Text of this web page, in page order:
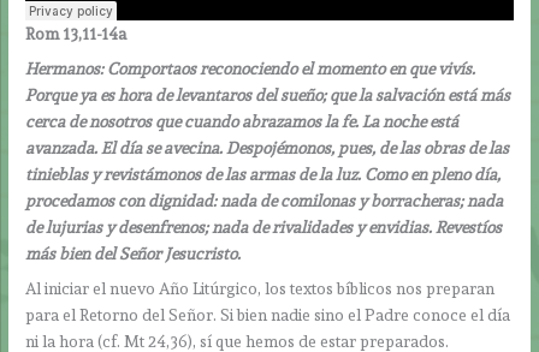
Rom 13,11-14a
Hermanos: Comportaos reconociendo el momento en que vivís.
Porque ya es hora de levantaros del sueño; que la salvación está más
cerca de nosotros que cuando abrazamos la fe. La noche está
avanzada. El día se avecina. Despojémonos, pues, de las obras de las
tinieblas y revistámonos de las armas de la luz. Como en pleno día,
procedamos con dignidad: nada de comilonas y borracheras; nada
de lujurias y desenfrenos; nada de rivalidades y envidias. Revestíos
más bien del Señor Jesucristo.
Al iniciar el nuevo Año Litúrgico, los textos bíblicos nos preparan
para el Retorno del Señor. Si bien nadie sino el Padre conoce el día
ni la hora (cf. Mt 24,36), sí que hemos de estar preparados.